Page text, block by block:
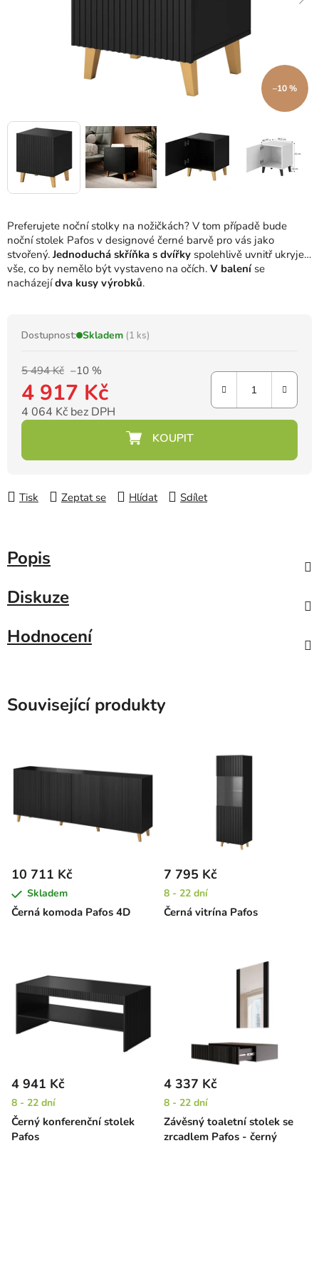
Preferujete noční stolky na nožičkách? V tom případě bude
noční stolek Pafos v designové černé barvě pro vás jako
stvořený. Jednoduchá skříňka s dvířky spolehlivě uvnitř ukryje
vše, co by nemělo být vystaveno na očích. V balení se
nacházejídva kusy výrobků.
Dostupnost: Skladem (1 ks)
5 494 Kč –10 %
4 917 Kč
4 064 Kč bez DPH
Tisk Zeptat se Hlídat Sdílet
–10 %
Popis
Diskuze
Hodnocení
Související produkty
Černá komoda Pafos 4D
10 711 Kč
Skladem
Černá vitrína Pafos
7 795 Kč
8 - 22 dní
Černý konferenční stolek
Pafos
4 941 Kč
8 - 22 dní
Závěsný toaletní stolek se
zrcadlem Pafos - černý
4 337 Kč
8 - 22 dní